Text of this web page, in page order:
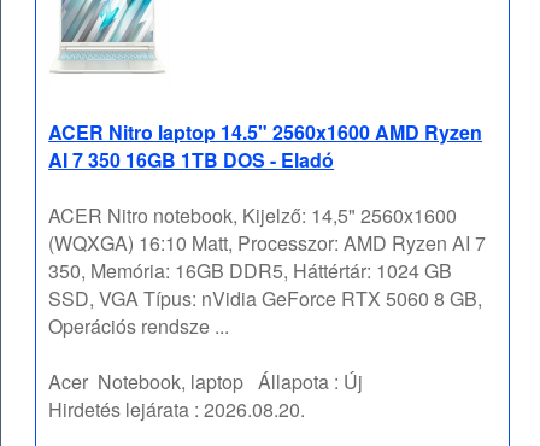
ACER Nitro laptop 14.5" 2560x1600 AMD Ryzen
AI 7 350 16GB 1TB DOS - Eladó
ACER Nitro notebook, Kijelző: 14,5" 2560x1600
(WQXGA) 16:10 Matt, Processzor: AMD Ryzen AI 7
350, Memória: 16GB DDR5, Háttértár: 1024 GB
SSD, VGA Típus: nVidia GeForce RTX 5060 8 GB,
Operációs rendsze ...
Acer Notebook, laptop Állapota : Új
Hirdetés lejárata :2026.08.20.